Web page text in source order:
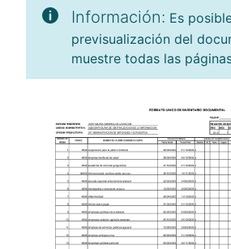
Información: Es
previsualización del
muestre todas las